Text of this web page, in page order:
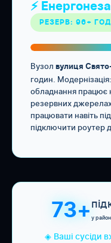
⚡
РЕЗЕРВ: 96+
Вузол вулиця
годин.
обладнання працює
резервних
працювати навіть
підключити роутер
73+ у
◈ Ваші сусіди